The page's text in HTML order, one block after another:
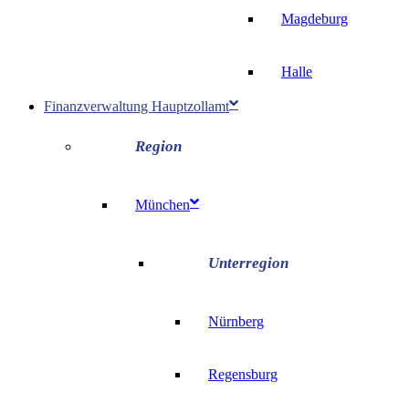
Magdeburg
Halle
Finanzverwaltung Hauptzollamt
München
Nürnberg
Regensburg